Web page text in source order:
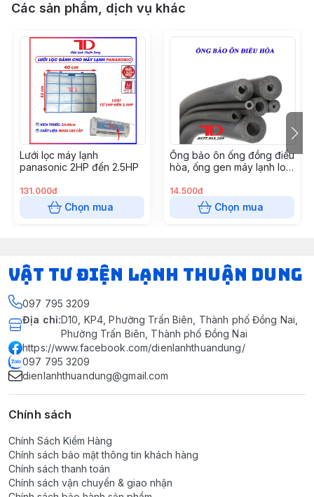
Các sản phẩm, dịch vụ khác
Lưới lọc máy lạnh
panasonic 2HP đến 2.5HP
131.000đ
Chọn mua
Ống bảo ôn ống đồng điều
hòa, ống gen máy lạnh loại
2 mét
14.500đ
Chọn mua
VẬT TƯ ĐIỆN LẠNH THUẬN DUNG
097 795 3209
Địa chỉ:D10, KP4, Phường Trấn Biên, Thành phố Đồng Nai,
Phường Trấn Biên, Thành phố Đồng Nai
https://www.facebook.com/dienlanhthuandung/
097 795 3209
dienlanhthuandung@gmail.com
Chính sách
Chính Sách Kiểm Hàng
Chính sách bảo mật thông tin khách hàng
Chính sách thanh toán
Chính sách vận chuyển & giao nhận